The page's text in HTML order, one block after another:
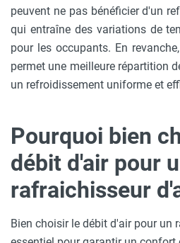
peuvent ne pas bénéficier d'un
qui entraîne des variations de
pour les occupants. En
permet une meilleure répartition
un refroidissement uniforme et
Pourquoi bien
débit d'air pour
rafraichisseur
Bien choisir le débit d'air pour un